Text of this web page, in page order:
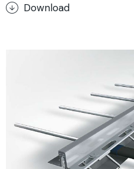
Download